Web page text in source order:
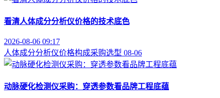
看清人体成分分析仪价格的技术底色
2026-08-06 09:17
人体成分分析仪价格构成采购选型 08-06
动脉硬化检测仪采购：穿透参数看品牌工程底蕴